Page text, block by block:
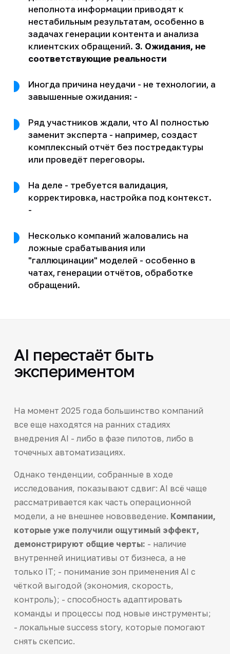
неполнота информации приводят к
нестабильным результатам, особенно в
задачах генерации контента и анализа
клиентских обращений. 3. Ожидания, не
соответствующие реальности
Иногда причина неудачи - не технологии, а
завышенные ожидания: -
Ряд участников ждали, что AI полностью
заменит эксперта - например, создаст
комплексный отчёт без постредактуры
или проведёт переговоры.
На деле - требуется валидация,
корректировка, настройка под контекст.
-
Несколько компаний жаловались на
ложные срабатывания или
"галлюцинации" моделей - особенно в
чатах, генерации отчётов, обработке
обращений.
AI перестаёт быть
экспериментом
На момент 2025 года большинство компаний
все еще находятся на ранних стадиях
внедрения AI - либо в фазе пилотов, либо в
точечных автоматизациях.
Однако тенденции, собранные в ходе
исследования, показывают сдвиг: AI всё чаще
рассматривается как часть операционной
модели, а не внешнее нововведение. Компании,
которые уже получили ощутимый эффект,
демонстрируют общие черты: - наличие
внутренней инициативы от бизнеса, а не
только IT; - понимание зон применения AI с
чёткой выгодой (экономия, скорость,
контроль); - способность адаптировать
команды и процессы под новые инструменты;
- локальные success story, которые помогают
снять скепсис.